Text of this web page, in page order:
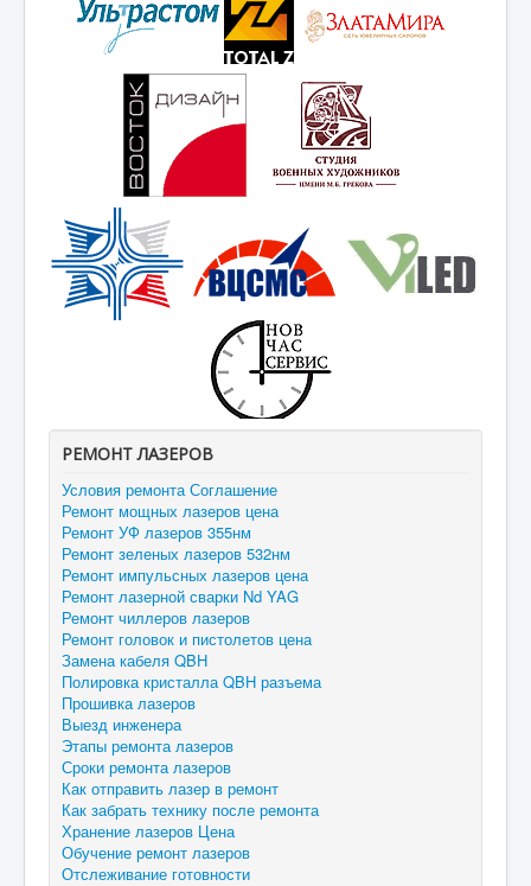
РЕМОНТ ЛАЗЕРОВ
Условия ремонта Соглашение
Ремонт мощных лазеров цена
Ремонт УФ лазеров 355нм
Ремонт зеленых лазеров 532нм
Ремонт импульсных лазеров цена
Ремонт лазерной сварки Nd YAG
Ремонт чиллеров лазеров
Ремонт головок и пистолетов цена
Замена кабеля QBH
Полировка кристалла QBH разъема
Прошивка лазеров
Выезд инженера
Этапы ремонта лазеров
Сроки ремонта лазеров
Как отправить лазер в ремонт
Как забрать технику после ремонта
Хранение лазеров Цена
Обучение ремонт лазеров
Отслеживание готовности